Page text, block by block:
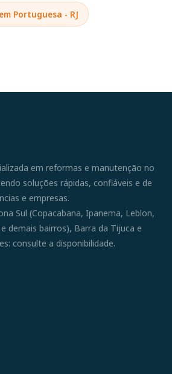
Portuguesa - RJ
em reformas e manutenção no
soluções rápidas, confiáveis e de
e empresas.
Sul (Copacabana, Ipanema, Leblon,
demais bairros), Barra da Tijuca e
consulte a disponibilidade.